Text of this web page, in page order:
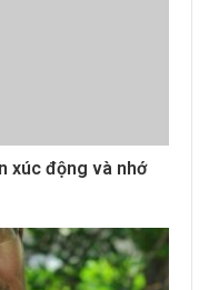
xúc động và nhớ